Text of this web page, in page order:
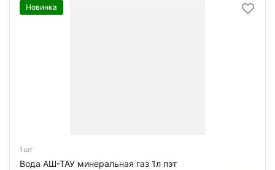
Новинка
1шт
Вода АШ-ТАУ минеральная газ 1л пэт